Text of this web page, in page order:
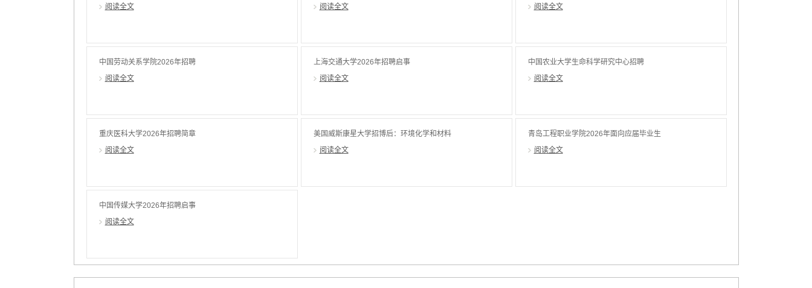
阅读全文
阅读全文
阅读全文
中国劳动关系学院2026年招聘
阅读全文
上海交通大学2026年招聘启事
阅读全文
中国农业大学生命科学研究中心招聘
阅读全文
重庆医科大学2026年招聘简章
阅读全文
美国威斯康星大学招博后：环境化学和材料
阅读全文
青岛工程职业学院2026年面向应届毕业生
和面向社会公开招聘
阅读全文
中国传媒大学2026年招聘启事
阅读全文